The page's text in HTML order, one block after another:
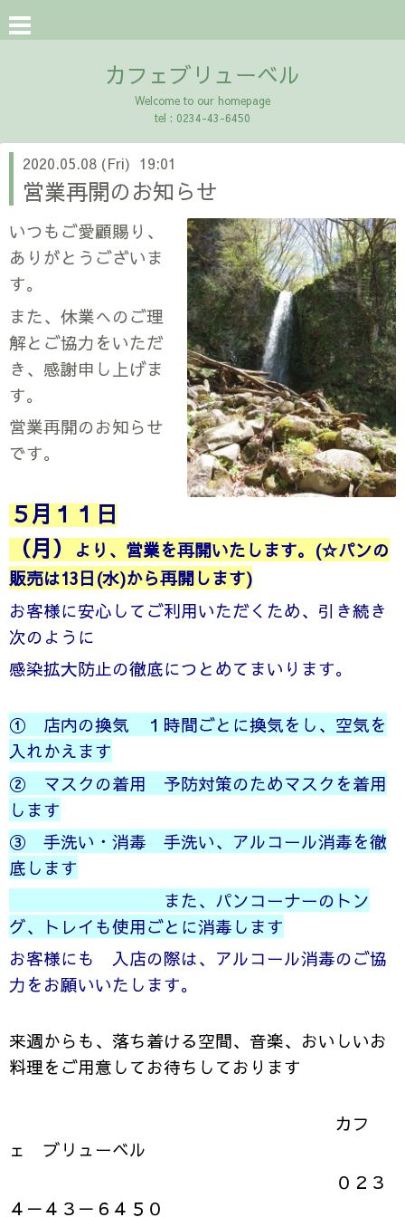
カフェブリューベル
Welcome to our homepage
tel : 0234-43-6450
2020.05.08 (Fri) 19:01
営業再開のお知らせ
いつもご愛顧賜り、
ありがとうございま
す。
また、休業へのご理
解とご協力をいただ
き、感謝申し上げま
す。
営業再開のお知らせ
です。
５月１１日
（月）より、営業を再開いたします。(☆パンの
販売は13日(水)から再開します)
お客様に安心してご利用いただくため、引き続き
次のように
感染拡大防止の徹底につとめてまいります。
① 店内の換気 １時間ごとに換気をし、空気を
入れかえます
② マスクの着用 予防対策のためマスクを着用
します
③ 手洗い・消毒 手洗い、アルコール消毒を徹
底します
また、パンコーナーのトン
グ、トレイも使用ごとに消毒します
お客様にも 入店の際は、アルコール消毒のご協
力をお願いいたします。
来週からも、落ち着ける空間、音楽、おいしいお
料理をご用意してお待ちしております
カフ
ェ ブリューベル
０２３
４－４３－６４５０